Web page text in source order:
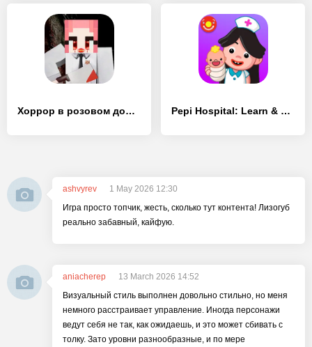
Хоррор в розовом доме. Побег - [MOD Много денег] Pepi Hospital: Learn & Care
ashvyrev
1 May 2026 12:30
Игра просто топчик, жесть, сколько тут контента! Лизогуб
реально забавный, кайфую.
aniacherep
13 March 2026 14:52
Визуальный стиль выполнен довольно стильно, но меня
немного расстраивает управление. Иногда персонажи
ведут себя не так, как ожидаешь, и это может сбивать с
толку. Зато уровни разнообразные, и по мере